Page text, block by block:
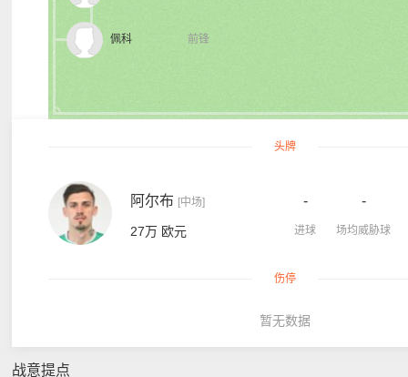
前锋
佩科
头牌
阿尔布 [中场]
27万 欧元
-
进球
-
场均威胁球
伤停
暂无数据
战意提点